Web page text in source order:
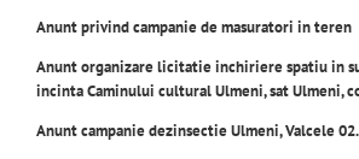
Anunt privind campanie de masuratori in teren
Anunt organizare licitatie inchiriere spatiu in
incinta Caminului cultural Ulmeni, sat Ulmeni,
Anunt campanie dezinsectie Ulmeni, Valcele